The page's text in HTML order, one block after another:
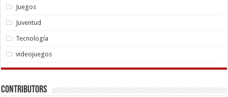
Juegos
Juventud
Tecnología
videojuegos
Contributors